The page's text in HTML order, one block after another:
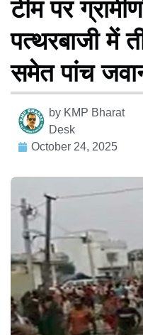
टीम पर
पत्थरबाजी में
समेत पांच
by KMP Bharat
Desk
October 24, 2025